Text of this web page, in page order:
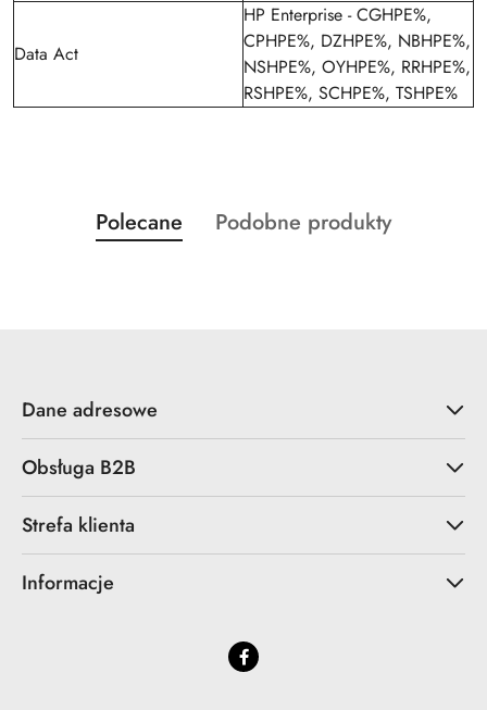
Data Act
HP Enterprise - CGHPE%,
CPHPE%, DZHPE%, NBHPE%,
NSHPE%, OYHPE%, RRHPE%,
RSHPE%, SCHPE%, TSHPE%
Pomiń karuzelę produktów
Produkty
o
Polecane
Produkty
Podobne produkty
Dane adresowe
Obsługa B2B
Strefa klienta
Informacje